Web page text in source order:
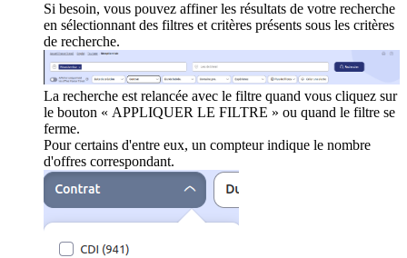
Si besoin, vous pouvez affiner les résultats de votre recherche
en sélectionnant des filtres et critères présents sous les critères
de recherche.
La recherche est relancée avec le filtre quand vous cliquez sur
le bouton « APPLIQUER LE FILTRE » ou quand le filtre se
ferme.
Pour certains d'entre eux, un compteur indique le nombre
d'offres correspondant.